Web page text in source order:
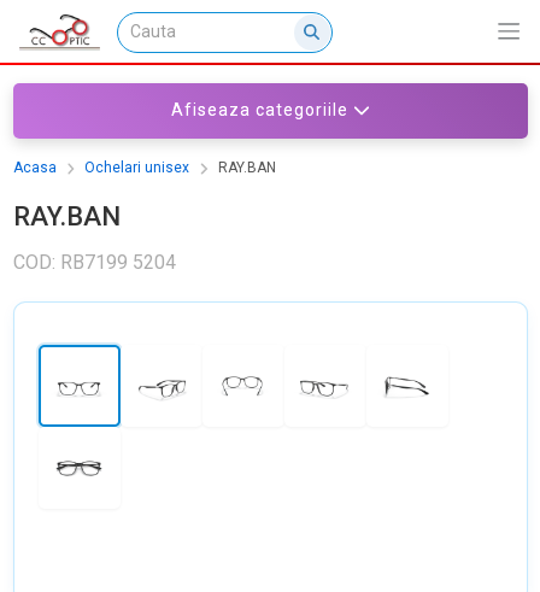
Afiseaza categoriile
Acasa Ochelari unisex RAY.BAN
RAY.BAN
COD: RB7199 5204